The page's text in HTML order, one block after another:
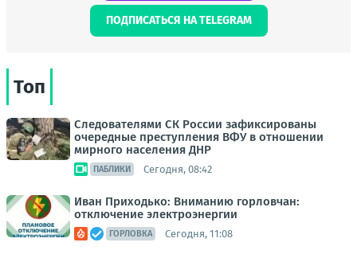
ПОДПИСАТЬСЯ НА TELEGRAM
Топ
Следователями СК России зафиксированы
очередные преступления ВФУ в отношении
мирного населения ДНР
ПАБЛИКИ Сегодня, 08:42
Иван Приходько: Вниманию горловчан:
отключение электроэнергии
ГОРЛОВКА Сегодня, 11:08